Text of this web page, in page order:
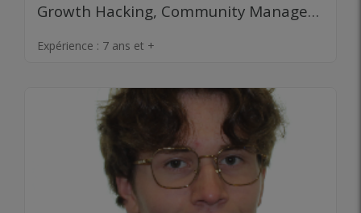
Growth Hacking, Community Management, Content Marketing, Publicité en ligne, Relations publiques, Prospection clients, Gestion des partenariats, Négociation commerciale, Développement de réseau, Analyse des marchés, Product Management, Prototypage, Validation de marché
Expérience : 7 ans et +